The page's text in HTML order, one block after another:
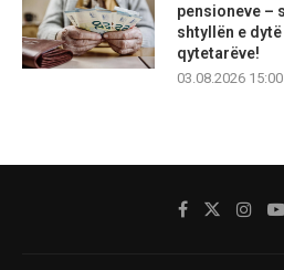
pensioneve –
shtyllën e
qytetarëve!
03.08.2026 15:00